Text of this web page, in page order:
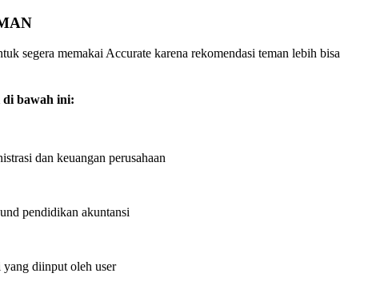
segera memakai Accurate karena rekomendasi teman lebih bisa
di bawah ini:
dan keuangan perusahaan
pendidikan akuntansi
yang diinput oleh user